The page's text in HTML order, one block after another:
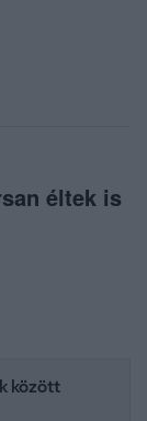
éltek is
között